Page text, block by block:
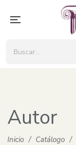
Autor
Inicio / Catálogo /